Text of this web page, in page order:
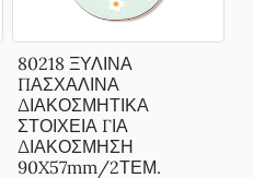
80218 ΞΥΛΙΝΑ
ΠΑΣΧΑΛΙΝΑ
ΔΙΑΚΟΣΜΗΤΙΚΑ
ΣΤΟΙΧΕΙΑ ΓΙΑ
ΔΙΑΚΟΣΜΗΣΗ
90X57mm/2ΤΕΜ.